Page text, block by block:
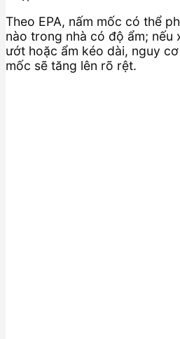
Theo EPA, nấm mốc có thể
nào trong nhà có độ ẩm; nếu
ướt hoặc ẩm kéo dài, nguy
mốc sẽ tăng lên rõ rệt.